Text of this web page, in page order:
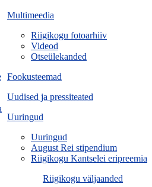
Multimeedia
Riigikogu fotoarhiiv
Videod
Otseülekanded
Fookusteemad
Uudised ja pressiteated
Uuringud
Uuringud
August Rei stipendium
Riigikogu Kantselei eripreemia
Riigikogu väljaanded